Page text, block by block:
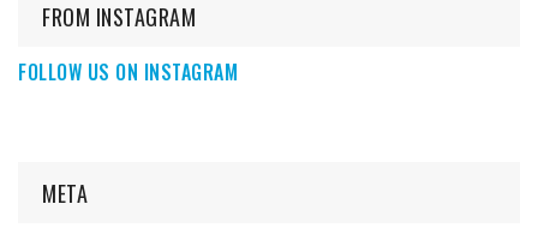
FROM INSTAGRAM
FOLLOW US ON INSTAGRAM
META